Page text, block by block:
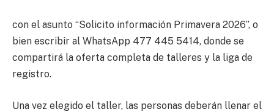
con el asunto “Solicito información Primavera 2026”, o
bien escribir al WhatsApp 477 445 5414, donde se
compartirá la oferta completa de talleres y la liga de
registro.
Una vez elegido el taller, las personas deberán llenar el